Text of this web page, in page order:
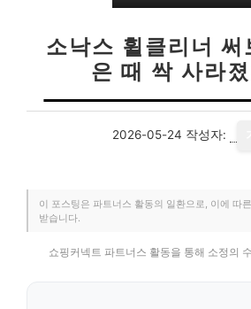
소낙스 휠클리너 써
은 때 싹 사라
2026-05-24 작성자:
이 포스팅은 파트너스 활동의 일환으로, 이에 따
받습니다.
쇼핑커넥트 파트너스 활동을 통해 소정의